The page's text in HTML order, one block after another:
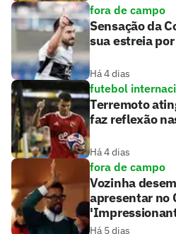
fora de campo
Sensação da
sua estreia
Há 4 dias
futebol
Terremoto
faz reflexão
Há 4 dias
fora de campo
Vozinha
apresentar no
Há 5 dias